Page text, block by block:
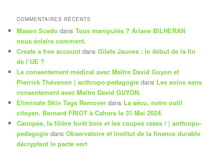
COMMENTAIRES RÉCENTS
Mason Scedo dansTous manipulés ? Ariane BILHERAN
nous éclaire comment.
Create a free account dansGilets Jaunes : le début de la fin
de l’UE ?
Le consentement médical avec Maître David Guyon et
Pierrick Thévenon | anthropo-pedagogie dans Les soins sans
consentement avec Maître David GUYON.
Eliminate Skin Tags Remover dans La sécu, notre outil
citoyen. Bernard FRIOT à Cahors le 31 Mai 2024.
Canopée, la filière forêt bois et les coupes rases ! | anthropo-
pedagogie dansObservatoire et Institut de la finance durable
décryptent le pacte vert